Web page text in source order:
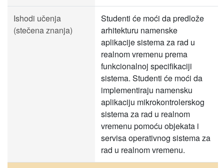
Ishodi učenja
(stečena znanja)
Studenti će moći da predlože
arhitekturu namenske
aplikacije sistema za rad u
realnom vremenu prema
funkcionalnoj specifikaciji
sistema. Studenti će moći da
implementiraju namensku
aplikaciju mikrokontrolerskog
sistema za rad u realnom
vremenu pomoću objekata i
servisa operativnog sistema za
rad u realnom vremenu.